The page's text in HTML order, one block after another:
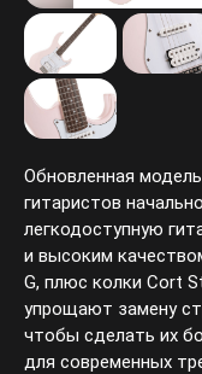
Обновленная
гитаристов
легкодоступную
и высоким
G, плюс колки Cort
упрощают замену
чтобы сделать их
для современных